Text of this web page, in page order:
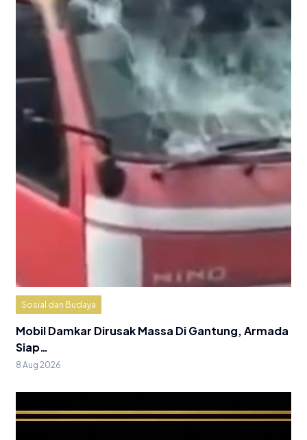
Sosial dan Budaya
Mobil Damkar Dirusak Massa Di Gantung, Armada
Siap…
8 Aug 2026